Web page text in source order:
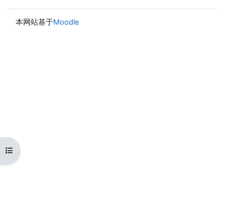
打开课程索引
本网站基于Moodle